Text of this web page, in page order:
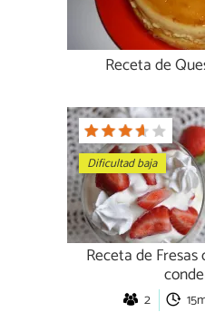
Receta de
Dificultad baja
Receta de
2